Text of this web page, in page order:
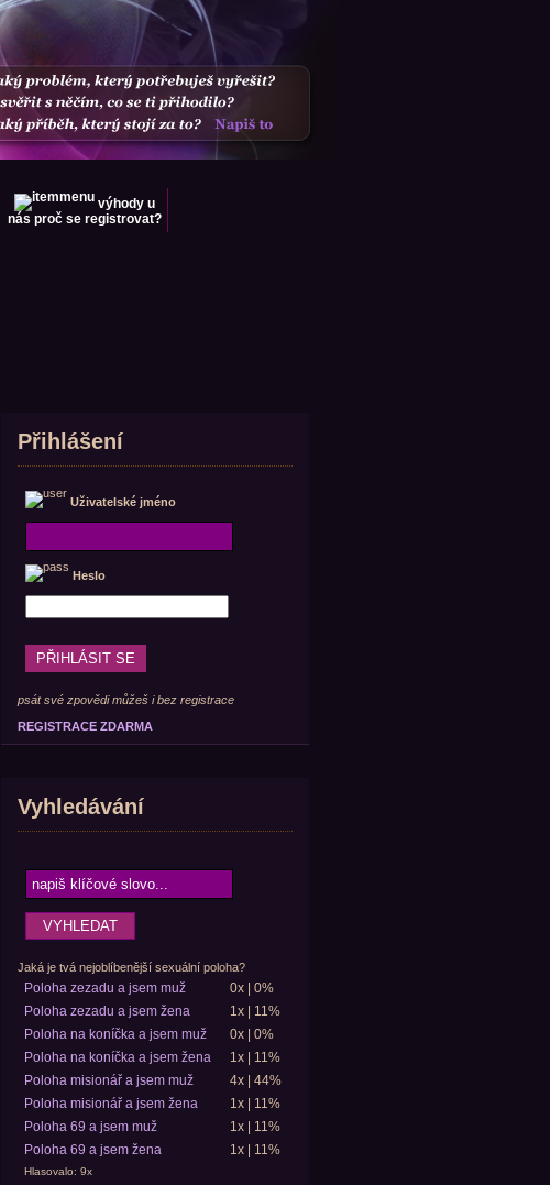
výhody u
nás proč se registrovat?
Přihlášení
Uživatelské jméno
Heslo
psát své zpovědi můžeš i bez registrace
REGISTRACE ZDARMA
Vyhledávání
Jaká je tvá nejoblíbenější sexuální poloha?
Poloha zezadu a jsem muž
0x | 0%
Poloha zezadu a jsem žena
1x | 11%
Poloha na koníčka a jsem muž
0x | 0%
Poloha na koníčka a jsem žena
1x | 11%
Poloha misionář a jsem muž
4x | 44%
Poloha misionář a jsem žena
1x | 11%
Poloha 69 a jsem muž
1x | 11%
Poloha 69 a jsem žena
1x | 11%
Hlasovalo: 9x